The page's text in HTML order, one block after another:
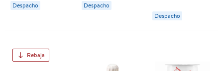
Despacho Despacho
Despacho
Rebaja